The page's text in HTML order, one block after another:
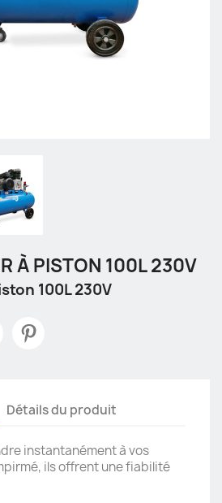
À PISTON 100L 230V
100L 230V
Détails du produit
instantanément à vos
ils offrent une fiabilité